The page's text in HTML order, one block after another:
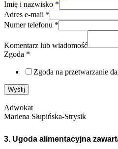
Imię i nazwisko *
Adres e-mail *
Numer telefonu *
Komentarz lub wiadomość
Zgoda *
Zgoda na przetwarzanie
Wyślij
Adwokat
Marlena Słupińska-Strysik
3. Ugoda alimentacyjna